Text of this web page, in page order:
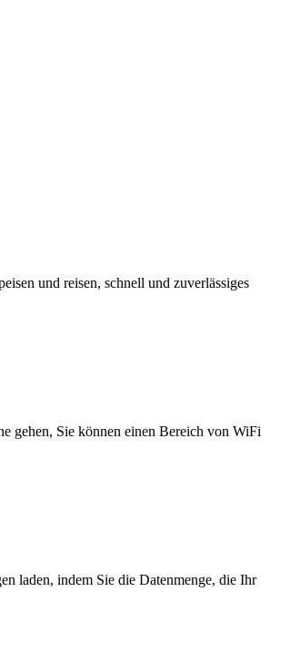
und reisen, schnell und zuverlässiges
gehen, Sie können einen Bereich von WiFi
laden, indem Sie die Datenmenge, die Ihr